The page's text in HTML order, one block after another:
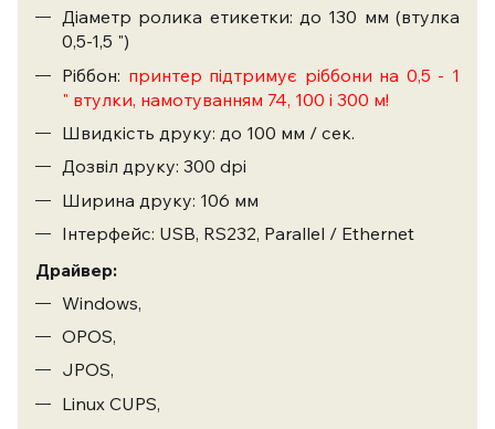
Діаметр ролика етикетки: до 130 мм (втулка
0,5-1,5 ")
Ріббон: принтер підтримує ріббони на 0,5 - 1
" втулки, намотуванням 74, 100 і 300 м!
Швидкість друку: до 100 мм / сек.
Дозвіл друку: 300 dpi
Ширина друку: 106 мм
Інтерфейс: USB, RS232, Parallel / Ethernet
Драйвер:
Windows,
OPOS,
JPOS,
Linux CUPS,